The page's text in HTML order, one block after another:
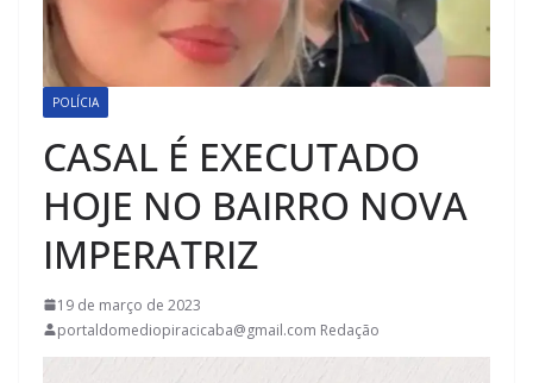
POLÍCIA
CASAL É EXECUTADO
HOJE NO BAIRRO NOVA
IMPERATRIZ
19 de março de 2023
portaldomediopiracicaba@gmail.com Redação